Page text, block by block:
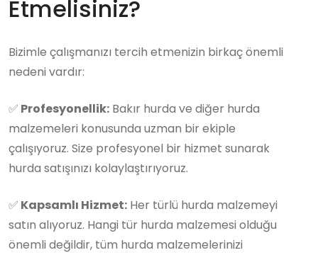
Etmelisiniz?
Bizimle çalışmanızı tercih etmenizin birkaç önemli
nedeni vardır:
✅ Profesyonellik: Bakır hurda ve diğer hurda
malzemeleri konusunda uzman bir ekiple
çalışıyoruz. Size profesyonel bir hizmet sunarak
hurda satışınızı kolaylaştırıyoruz.
✅ Kapsamlı Hizmet: Her türlü hurda malzemeyi
satın alıyoruz. Hangi tür hurda malzemesi olduğu
önemli değildir, tüm hurda malzemelerinizi